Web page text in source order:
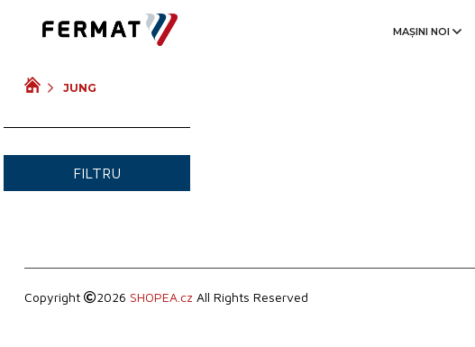
MAȘINI NOI
JUNGVIDEO
FILTRU
Copyright 2026 SHOPEA.cz All Rights Reserved